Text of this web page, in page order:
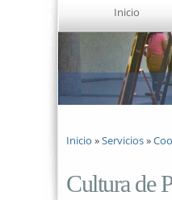
Inicio
Inicio »Servicios»
Cultura de